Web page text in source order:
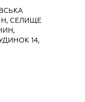
Н, СЕЛИЩЕ
14,